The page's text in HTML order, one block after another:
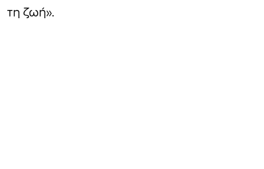
τη ζωή».